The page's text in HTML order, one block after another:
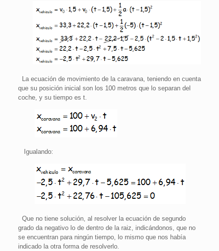
La ecuación de movimiento de la caravana, teniendo en cuenta
que su posición inicial son los 100 metros que lo separan del
coche, y su tiempo es t.
Igualando:
Que no tiene solución, al resolver la ecuación de segundo
grado da negativo lo de dentro de la raiz, indicándonos, que no
se encuentran para ningún tiempo, lo mismo que nos había
indicado la otra forma de resolverlo.